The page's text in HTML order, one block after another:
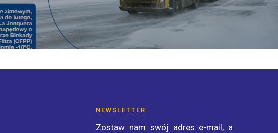
NEWSLETTER
Zostaw nam swój adres e-mail, a